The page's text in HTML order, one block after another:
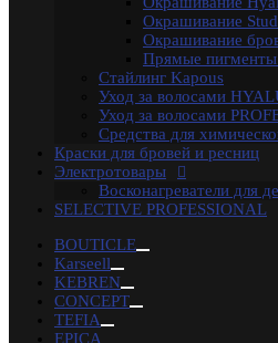
Kapous Professional
Estel Professional
Matrix
Ollin Professional
Londa Professional
Hair Company
Kondor
Сталекс
Depiltouch
Solinberg
Zinger
Mertz
Mozart
Camillen
White Line
Camillen 60
Окрашивание
Окрашивание
Прямые
Стайлинг Kapous
Уход за волосами
Уход за волосами
Средства для
Краски для бровей и ресниц
Электротовары
Восконагреватели для
SELECTIVE PROFESSIONAL
BOUTICLE
Karseell
KEBREN
CONCEPT
TEFIA
EPICA